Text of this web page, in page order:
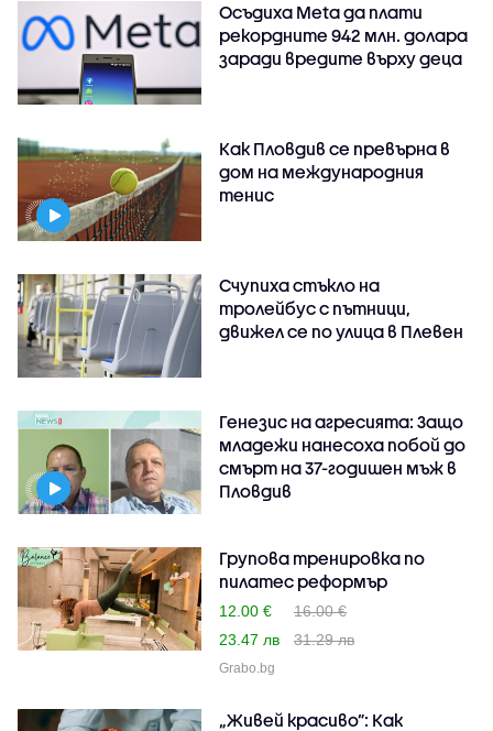
Осъдиха Meta да плати
рекордните 942 млн. долара
заради вредите върху деца
Как Пловдив се превърна в
дом на международния
тенис
Счупиха стъкло на
тролейбус с пътници,
движел се по улица в Плевен
Генезис на агресията: Защо
младежи нанесоха побой до
смърт на 37-годишен мъж в
Пловдив
Групова тренировка по
пилатес реформър
12.00 €
16.00 €
23.47 лв
31.29 лв
Grabo.bg
„Живей красиво”: Как